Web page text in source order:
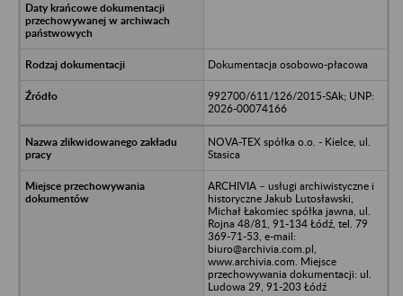
Dokumentacja osobowo-płacowa
992700/611/126/2015-SAk; UNP:
2026-00074166
NOVA-TEX spółka o.o. - Kielce, ul.
Stasica
ARCHIVIA – usługi archiwistyczne i
historyczne Jakub Lutosławski,
Michał Łakomiec spółka jawna, ul.
Rojna 48/81, 91-134 Łódź, tel. 79
369-71-53, e-mail:
biuro@archivia.com.pl,
www.archivia.com. Miejsce
przechowywania dokumentacji: ul.
Ludowa 29, 91-203 Łódź